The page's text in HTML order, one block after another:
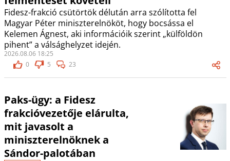
Fidesz-frakció csütörtök délután arra szólította fel
Magyar Péter miniszterelnököt, hogy bocsássa el
Kelemen Ágnest, aki információik szerint „külföldön
pihent” a válsághelyzet idején.
2026.08.06 18:25
0
5 23
Paks-ügy: a Fidesz
frakcióvezetője elárulta,
mit javasolt a
miniszterelnöknek a
Sándor-palotában